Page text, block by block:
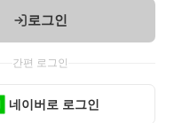
로그인
간편 로그인
네이버로 로그인